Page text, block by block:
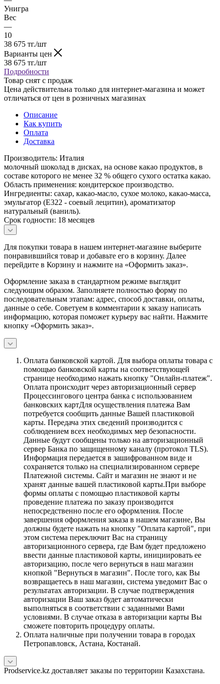
Унигра
Вес
—
10
38 675 тг./шт
Варианты цен
38 675 тг./шт
Подробности
Товар снят с продаж
Цена действительна только для интернет-магазина и может
отличаться от цен в розничных магазинах
Описание
Как купить
Оплата
Доставка
Производитель: Италия
молочный шоколад в дисках, на основе какао продуктов, в
составе которого не менее 32 % общего сухого остатка какао.
Область применения: кондитерское производство.
Ингредиенты: сахар, какао-масло, сухое молоко, какао-масса,
эмульгатор (Е322 - соевый лецитин), ароматизатор
натуральный (ваниль).
Срок годности: 18 месяцев
Для покупки товара в нашем интернет-магазине выберите
понравившийся товар и добавьте его в корзину. Далее
перейдите в Корзину и нажмите на «Оформить заказ».
Оформление заказа в стандартном режиме выглядит
следующим образом. Заполняете полностью форму по
последовательным этапам: адрес, способ доставки, оплаты,
данные о себе. Советуем в комментарии к заказу написать
информацию, которая поможет курьеру вас найти. Нажмите
кнопку «Оформить заказ».
Оплата банковской картой. Для выбора оплаты товара с
помощью банковской карты на соответствующей
странице необходимо нажать кнопку "Онлайн-платеж".
Оплата происходит через авторизационный сервер
Процессингового центра банка с использованием
банковских картДля осуществления платежа Вам
потребуется сообщить данные Вашей пластиковой
карты. Передача этих сведений производится с
соблюдением всех необходимых мер безопасности.
Данные будут сообщены только на авторизационный
сервер Банка по защищенному каналу (протокол TLS).
Информация передается в зашифрованном виде и
сохраняется только на специализированном сервере
Платежной системы. Сайт и магазин не знают и не
хранят данные вашей пластиковой карты.При выборе
формы оплаты с помощью пластиковой карты
проведение платежа по заказу производится
непосредственно после его оформления. После
завершения оформления заказа в нашем магазине, Вы
должны будете нажать на кнопку "Оплата картой", при
этом система переключит Вас на страницу
авторизационного сервера, где Вам будет предложено
ввести данные пластиковой карты, инициировать ее
авторизацию, после чего вернуться в наш магазин
кнопкой "Вернуться в магазин". После того, как Вы
возвращаетесь в наш магазин, система уведомит Вас о
результатах авторизации. В случае подтверждения
авторизации Ваш заказ будет автоматически
выполняться в соответствии с заданными Вами
условиями. В случае отказа в авторизации карты Вы
сможете повторить процедуру оплаты.
Оплата наличные при получении товара в городах
Петропавловск, Астана, Костанай.
Prodservice.kz доставляет заказы по территории Казахстана.